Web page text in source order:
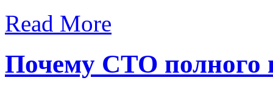
Read More
Почему СТО полного